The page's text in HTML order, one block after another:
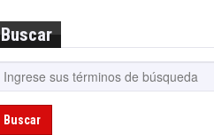
Buscar
Buscar